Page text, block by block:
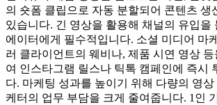
의 숏폼 클립으로 자동 분할되어 콘텐츠 생
있습니다. 긴 영상을 활용해 채널의 유입을
에이터에게 필수적입니다. 소셜 미디어 마
러 클라이언트의 웨비나, 제품 시연 영상
여 인스타그램 릴스나 틱톡 캠페인에 즉시
다. 마케팅 성과를 높이기 위해 다량의 영
케터의 업무 부담을 크게 줄여줍니다. 1인